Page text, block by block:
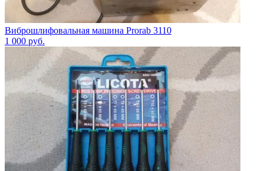
Виброшлифовальная машина Prorab 3110
1 000 руб.